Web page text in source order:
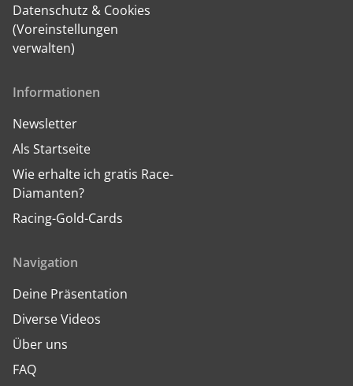
Datenschutz & Cookies
(Voreinstellungen
verwalten)
Informationen
Newsletter
Als Startseite
Wie erhalte ich gratis Race-
Diamanten?
Racing-Gold-Cards
Navigation
Deine Präsentation
Diverse Videos
Über uns
FAQ